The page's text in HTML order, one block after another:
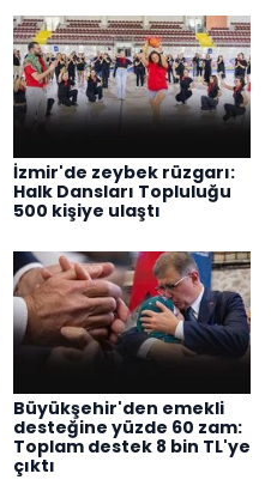
İzmir'de zeybek rüzgarı:
Halk Dansları Topluluğu
500 kişiye ulaştı
Büyükşehir'den emekli
desteğine yüzde 60 zam:
Toplam destek 8 bin TL'ye
çıktı